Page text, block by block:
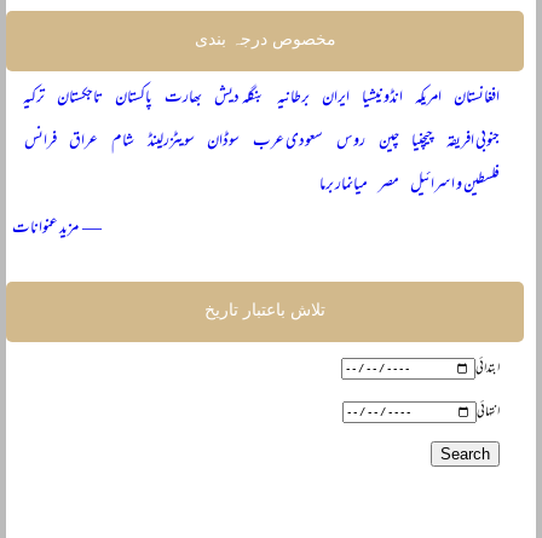
مخصوص درجہ بندی
افغانستان امریکہ انڈونیشیا ایران برطانیہ بنگلہ دیش بھارت پاکستان تاجکستان ترکیہ
جنوبی افریقہ چیچنیا چین روس سعودی عرب سوڈان سویٹزرلینڈ شام عراق فرانس
فلسطین و اسرائیل مصر میانمار برما
— مزید عنوانات
تلاش باعتبار تاریخ
ابتدائی
انتہائی